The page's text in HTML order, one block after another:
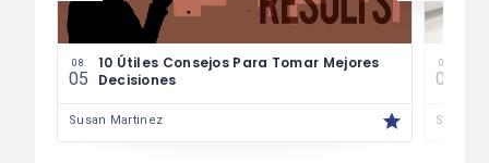
08
05
10 Útiles Consejos Para Tomar Mejores
Decisiones
Susan Martinez
08
04
Susan